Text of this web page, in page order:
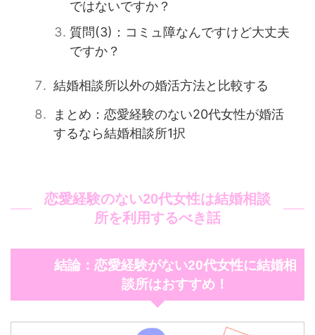
ではないですか？
質問(3)：コミュ障なんですけど大丈夫
ですか？
結婚相談所以外の婚活方法と比較する
まとめ：恋愛経験のない20代女性が婚活
するなら結婚相談所1択
恋愛経験のない20代女性は結婚相談
所を利用するべき話
結論：恋愛経験がない20代女性に結婚相
談所はおすすめ！